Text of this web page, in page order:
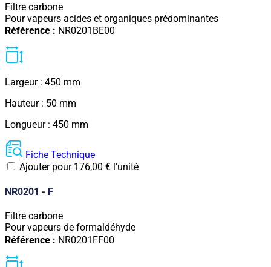
Filtre carbone
Pour vapeurs acides et organiques prédominantes
Référence : NR0201BE00
Largeur : 450 mm
Hauteur : 50 mm
Longueur : 450 mm
Fiche Technique
Ajouter pour 176,00 € l'unité
NR0201 - F
Filtre carbone
Pour vapeurs de formaldéhyde
Référence : NR0201FF00